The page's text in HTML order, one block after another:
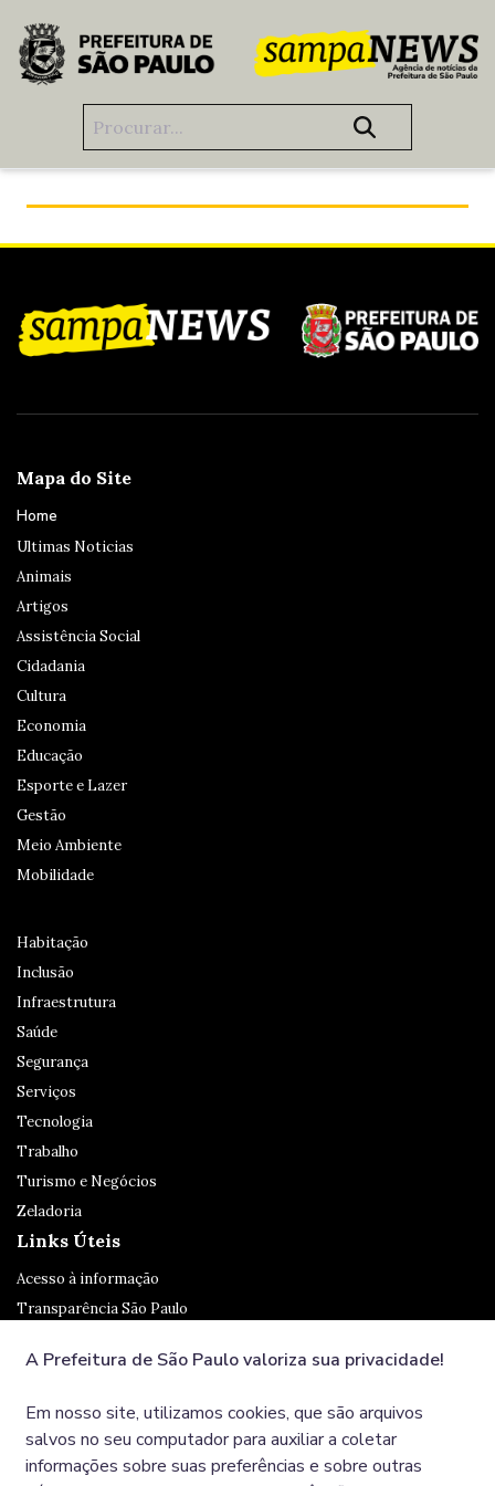
Pular para o Conteúdo principal
Mapa do Site
Home
Ultimas Noticias
Animais
Artigos
Assistência Social
Cidadania
Cultura
Economia
Educação
Esporte e Lazer
Gestão
Meio Ambiente
Mobilidade
Habitação
Inclusão
Infraestrutura
Saúde
Segurança
Serviços
Tecnologia
Trabalho
Turismo e Negócios
Zeladoria
Links Úteis
Acesso à informação
Transparência São Paulo
Ouvidoria
A Prefeitura de São Paulo valoriza sua privacidade!
Em nosso site, utilizamos cookies, que são arquivos
salvos no seu computador para auxiliar a coletar
informações sobre suas preferências e sobre outras